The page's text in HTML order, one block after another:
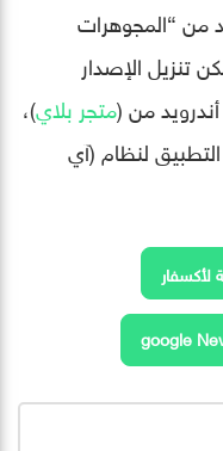
من “المجوهرات
تنزيل الإصدار
من (متجر بلاي)،
لنظام (آي
لأكسفار